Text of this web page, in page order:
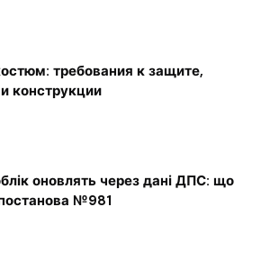
требования к защите,
конструкции
оновлять через дані ДПС: що
№981